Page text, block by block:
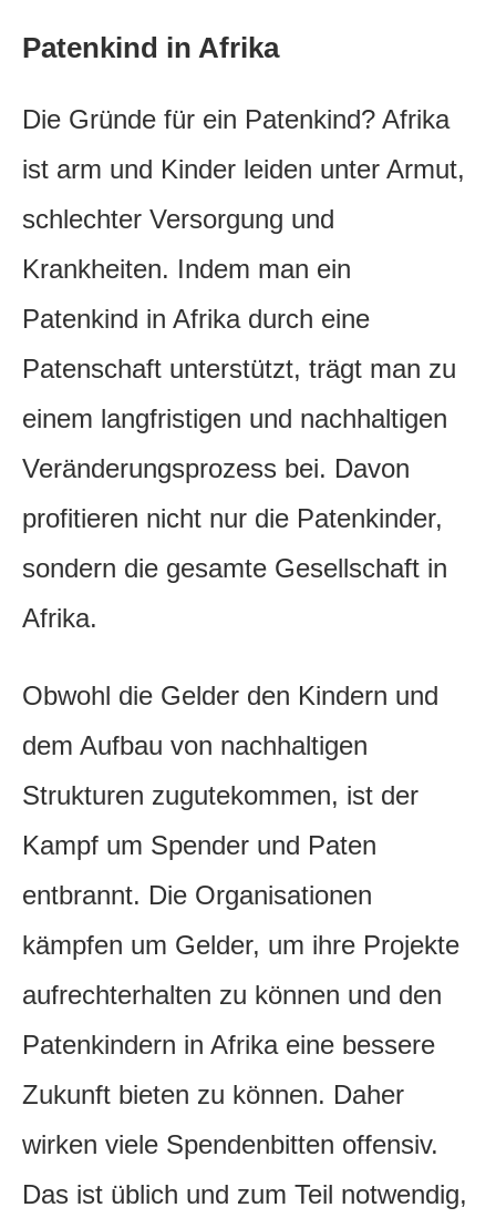
Patenkind in Afrika
Die Gründe für ein Patenkind? Afrika
ist arm und Kinder leiden unter Armut,
schlechter Versorgung und
Krankheiten. Indem man ein
Patenkind in Afrika durch eine
Patenschaft unterstützt, trägt man zu
einem langfristigen und nachhaltigen
Veränderungsprozess bei. Davon
profitieren nicht nur die Patenkinder,
sondern die gesamte Gesellschaft in
Afrika.
Obwohl die Gelder den Kindern und
dem Aufbau von nachhaltigen
Strukturen zugutekommen, ist der
Kampf um Spender und Paten
entbrannt. Die Organisationen
kämpfen um Gelder, um ihre Projekte
aufrechterhalten zu können und den
Patenkindern in Afrika eine bessere
Zukunft bieten zu können. Daher
wirken viele Spendenbitten offensiv.
Das ist üblich und zum Teil notwendig,